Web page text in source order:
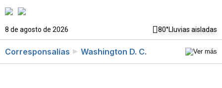
8 de agosto de 2026 80°Lluvias aisladas
Corresponsalías Washington D. C.